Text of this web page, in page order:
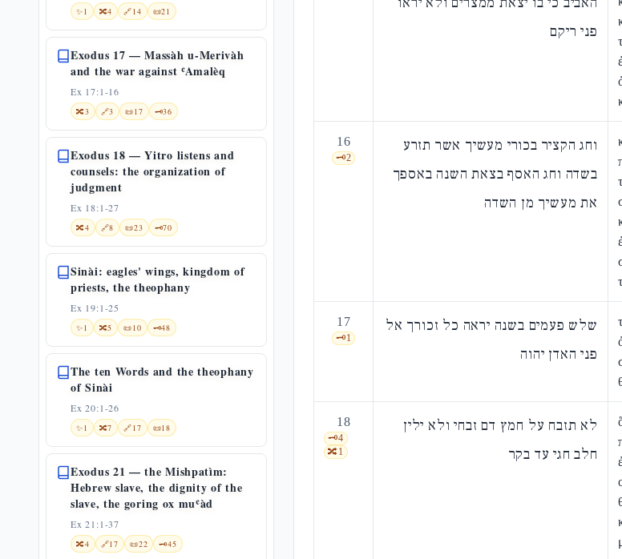
✨1 🔀4 🔗14 📜21
Exodus 17 — Massàh u-Merivàh
and the war against ʿAmalèq
Ex 17:1-16
🔀3 🔗3 📜17 🗝️36
Exodus 18 — Yitro listens and
counsels: the organization of
judgment
Ex 18:1-27
🔀4 🔗8 📜23 🗝️70
Sinài: eagles' wings, kingdom of
priests, the theophany
Ex 19:1-25
✨1 🔀5 📜10 🗝️48
The ten Words and the theophany
of Sinài
Ex 20:1-26
✨1 🔀7 🔗17 📜18
Exodus 21 — the Mishpatìm:
Hebrew slave, the dignity of the
slave, the goring ox muʿàd
Ex 21:1-37
🔀4 🔗17 📜22 🗝️45
פני ריקם
16
🗝️2
וחג הקציר בכורי מעשיך אשר תזרע
בשדה וחג האסף בצאת השנה באספך
את מעשיך מן השדה
17
🗝️1
שלש פעמים בשנה יראה כל זכורך אל
פני האדן יהוה
18
🗝️4
🔀1
לא תזבח על חמץ דם זבחי ולא ילין
חלב חגי עד בקר